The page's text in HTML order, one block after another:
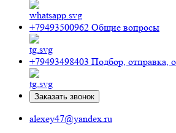
+79493500962 Общие вопросы
+79493498403 Подбор, отправка,
Заказать звонок
alexey47@yandex.ru